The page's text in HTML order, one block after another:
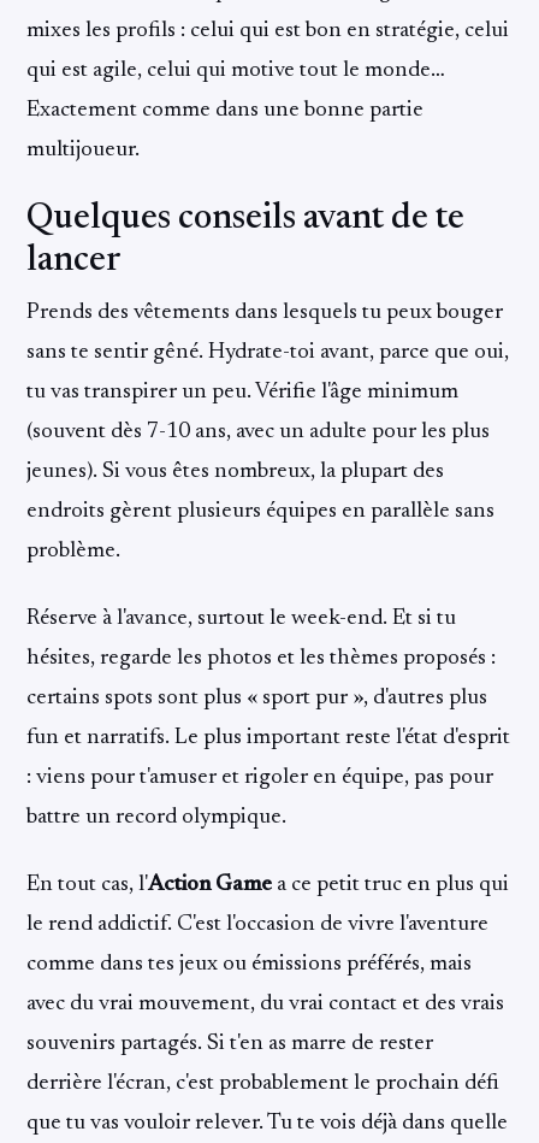
mixes les profils : celui qui est bon en stratégie, celui
qui est agile, celui qui motive tout le monde…
Exactement comme dans une bonne partie
multijoueur.
Quelques conseils avant de te
lancer
Prends des vêtements dans lesquels tu peux bouger
sans te sentir gêné. Hydrate-toi avant, parce que oui,
tu vas transpirer un peu. Vérifie l'âge minimum
(souvent dès 7-10 ans, avec un adulte pour les plus
jeunes). Si vous êtes nombreux, la plupart des
endroits gèrent plusieurs équipes en parallèle sans
problème.
Réserve à l'avance, surtout le week-end. Et si tu
hésites, regarde les photos et les thèmes proposés :
certains spots sont plus « sport pur », d'autres plus
fun et narratifs. Le plus important reste l'état d'esprit
: viens pour t'amuser et rigoler en équipe, pas pour
battre un record olympique.
En tout cas, l'Action Game a ce petit truc en plus qui
le rend addictif. C'est l'occasion de vivre l'aventure
comme dans tes jeux ou émissions préférés, mais
avec du vrai mouvement, du vrai contact et des vrais
souvenirs partagés. Si t'en as marre de rester
derrière l'écran, c'est probablement le prochain défi
que tu vas vouloir relever. Tu te vois déjà dans quelle